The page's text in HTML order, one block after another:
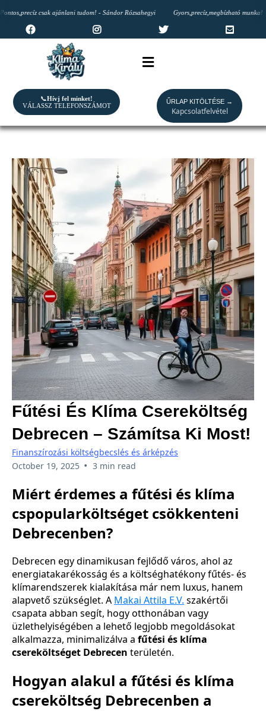
csak ajánlani tudom! - Sándor Rózsahegyi Gyors,precíz,megbízható munka! -
📞Hívj fel minket!
VÁLASSZ TELEFONSZÁMOT
ŰRLAP KITÖLTÉSE →
Kapcsolatfelvétel
Fűtési És Klíma Csereköltség
Debrecen – Számítsa Ki Most!
Finanszírozási költségbecslés és árképzés
October 19, 2025 • 3 min read
Miért érdemes a fűtési és klíma
cspopularköltséget csökkenteni
Debrecenben?
Debrecen egy dinamikusan fejlődő város, ahol az
energiatakarékosság és a költséghatékony fűtés- és
klímarendszerek kialakítása már nem luxus, hanem
alapvető szükséglet. A Makai Attila E.V. szakértői
csapata abban segít, hogy otthonában vagy
üzlethelyiségében a lehető legjobb megoldásokat
alkalmazza, minimalizálva a fűtési és klíma
csereköltséget Debrecen területén.
Hogyan alakul a fűtési és klíma
csereköltség Debrecenben a